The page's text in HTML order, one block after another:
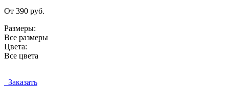
От 390 руб.
Размеры:
Все размеры
Цвета:
Все цвета
Заказать